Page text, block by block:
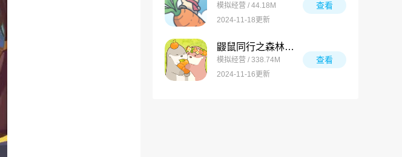
模拟经营 / 44.18M
2024-11-18更新
查看
鼹鼠同行之森林之家万圣节版
模拟经营 / 338.74M
2024-11-16更新
查看